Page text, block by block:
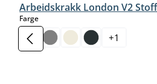
Arbeidskrakk London V2 Stoff
Fargeselect
+1